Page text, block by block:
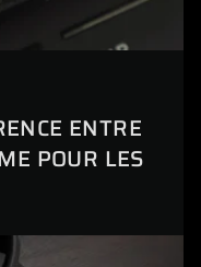
ENTRE
POUR LES